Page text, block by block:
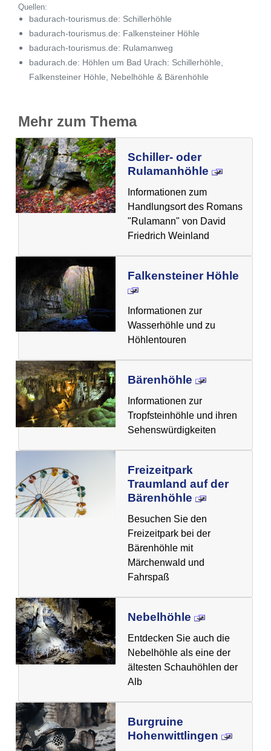
Quellen:
badurach-tourismus.de: Schillerhöhle
badurach-tourismus.de: Falkensteiner Höhle
badurach-tourismus.de: Rulamanweg
badurach.de: Höhlen um Bad Urach: Schillerhöhle,
Falkensteiner Höhle, Nebelhöhle & Bärenhöhle
Mehr zum Thema
Schiller- oder
Rulamanhöhle
Informationen zum
Handlungsort des Romans
"Rulamann" von David
Friedrich Weinland
Falkensteiner Höhle
Informationen zur
Wasserhöhle und zu
Höhlentouren
Bärenhöhle
Informationen zur
Tropfsteinhöhle und ihren
Sehenswürdigkeiten
Freizeitpark
Traumland auf der
Bärenhöhle
Besuchen Sie den
Freizeitpark bei der
Bärenhöhle mit
Märchenwald und
Fahrspaß
Nebelhöhle
Entdecken Sie auch die
Nebelhöhle als eine der
ältesten Schauhöhlen der
Alb
Burgruine
Hohenwittlingen